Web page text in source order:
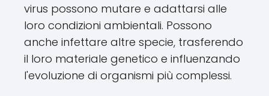
virus possono mutare e adattarsi alle
loro condizioni ambientali. Possono
anche infettare altre specie, trasferendo
il loro materiale genetico e influenzando
l'evoluzione di organismi più complessi.